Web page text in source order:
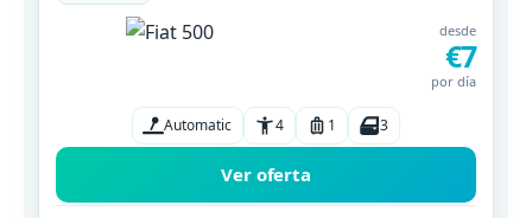
desde
€7
por día
Automatic 4 1 3
Ver oferta